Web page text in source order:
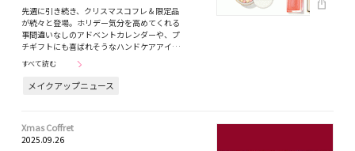
先週に引き続き、クリスマスコフレ＆限定品
が続々と登場。ホリデー気分を高めてくれる
事間違いなしのアドベントカレンダーや、プ
チギフトにも喜ばれそうなハンドケアアイ…
すべて読む
メイクアップニュース
Xmas Coffret
2025.09.26